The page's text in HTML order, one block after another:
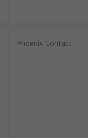
Phoenix Contact